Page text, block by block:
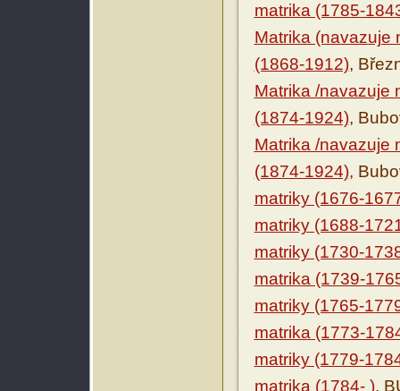
matrika (1785-
Matrika (navazuje
(1868-1912),
Matrika /navazuje
(1874-1924),
Matrika /navazuje
(1874-1924),
matriky (1676-
matriky (1688-
matriky (1730-
matrika (1739-
matriky (1765-
matrika (1773-
matriky (1779-
matrika (1784- ),